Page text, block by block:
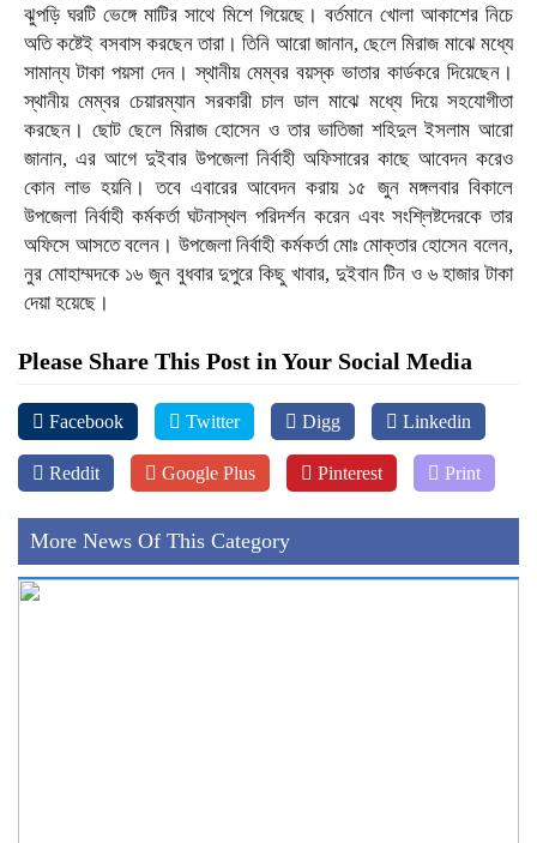
ঝুপড়ি ঘরটি ভেঙ্গে মাটির সাথে মিশে গিয়েছে। বর্তমানে খোলা আকাশের নিচে
অতি কষ্টেই বসবাস করছেন তারা। তিনি আরো জানান, ছেলে মিরাজ মাঝে মধ্যে
সামান্য টাকা পয়সা দেন। স্থানীয় মেম্বর বয়স্ক ভাতার কার্ডকরে দিয়েছেন।
স্থানীয় মেম্বর চেয়ারম্যান সরকারী চাল ডাল মাঝে মধ্যে দিয়ে সহযোগীতা
করছেন। ছোট ছেলে মিরাজ হোসেন ও তার ভাতিজা শহিদুল ইসলাম আরো
জানান, এর আগে দুইবার উপজেলা নির্বাহী অফিসারের কাছে আবেদন করেও
কোন লাভ হয়নি। তবে এবারের আবেদন করায় ১৫ জুন মঙ্গলবার বিকালে
উপজেলা নির্বাহী কর্মকর্তা ঘটনাস্থল পরিদর্শন করেন এবং সংশ্লিষ্টদেরকে তার
অফিসে আসতে বলেন। উপজেলা নির্বাহী কর্মকর্তা মোঃ মোক্তার হোসেন বলেন,
নুর মোহাম্মদকে ১৬ জুন বুধবার দুপুরে কিছু খাবার, দুইবান টিন ও ৬ হাজার টাকা
দেয়া হয়েছে।
Please Share This Post in Your Social Media
Facebook Twitter Digg Linkedin
Reddit Google Plus Pinterest Print
More News Of This Category